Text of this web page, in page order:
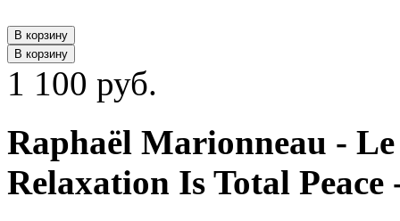
В корзину
В корзину
1 100 руб.
Raphaël Marionneau -
Relaxation Is Total Peace